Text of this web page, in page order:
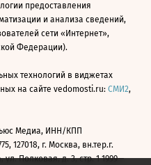
предоставления
и анализа сведений,
сети «Интернет»,
Федерации).
технологий в виджетах
на сайте vedomosti.ru: СМИ2,
Медиа, ИНН/КПП
127018, г. Москва, вн.тер.г.
Полковая, д. 3, стр. 1 1999—